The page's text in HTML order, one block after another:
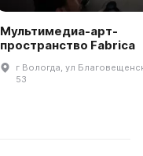
Мультимедиа-арт-
пространство Fabrica
г Вологда, ул
53